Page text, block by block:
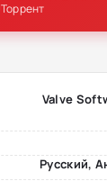
Торрент
Valve
Русский,